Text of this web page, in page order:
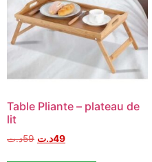
Table Pliante – plateau de
lit
59د.ت 49د.ت